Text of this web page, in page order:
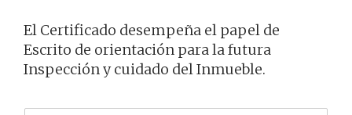
El Certificado desempeña el papel de
Escrito de orientación para la futura
Inspección y cuidado del Inmueble.